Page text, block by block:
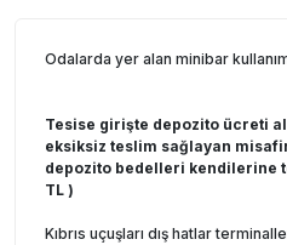
Odalarda yer alan minibar
Tesise girişte depozito ücreti
eksiksiz teslim sağlayan
depozito bedelleri kendilerine
TL )
Kıbrıs uçuşları dış hatlar